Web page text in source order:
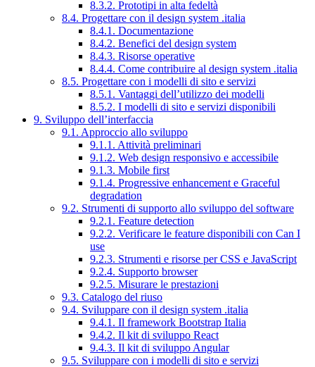
8.3.2. Prototipi in alta fedeltà
8.4. Progettare con il design system .italia
8.4.1. Documentazione
8.4.2. Benefici del design system
8.4.3. Risorse operative
8.4.4. Come contribuire al design system .italia
8.5. Progettare con i modelli di sito e servizi
8.5.1. Vantaggi dell’utilizzo dei modelli
8.5.2. I modelli di sito e servizi disponibili
9. Sviluppo dell’interfaccia
9.1. Approccio allo sviluppo
9.1.1. Attività preliminari
9.1.2. Web design responsivo e accessibile
9.1.3. Mobile first
9.1.4. Progressive enhancement e Graceful
degradation
9.2. Strumenti di supporto allo sviluppo del software
9.2.1. Feature detection
9.2.2. Verificare le feature disponibili con Can I
use
9.2.3. Strumenti e risorse per CSS e JavaScript
9.2.4. Supporto browser
9.2.5. Misurare le prestazioni
9.3. Catalogo del riuso
9.4. Sviluppare con il design system .italia
9.4.1. Il framework Bootstrap Italia
9.4.2. Il kit di sviluppo React
9.4.3. Il kit di sviluppo Angular
9.5. Sviluppare con i modelli di sito e servizi